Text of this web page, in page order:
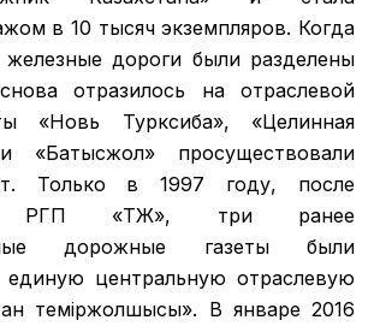
в 10 тысяч экземпляров. Когда
железные дороги были разделены
отразилось на отраслевой
«Новь Турксиба», «Целинная
«Батысжол» просуществовали
Только в 1997 году, после
РГП «ҚТЖ», три ранее
дорожные газеты были
центральную отраслевую
темiржолшысы». В январе 2016